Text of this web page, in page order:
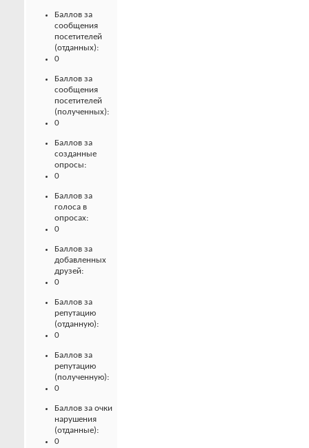
Баллов за
сообщения
посетителей
(отданных):
0
Баллов за
сообщения
посетителей
(полученных):
0
Баллов за
созданные
опросы:
0
Баллов за
голоса в
опросах:
0
Баллов за
добавленных
друзей:
0
Баллов за
репутацию
(отданную):
0
Баллов за
репутацию
(полученную):
0
Баллов за очки
нарушения
(отданные):
0